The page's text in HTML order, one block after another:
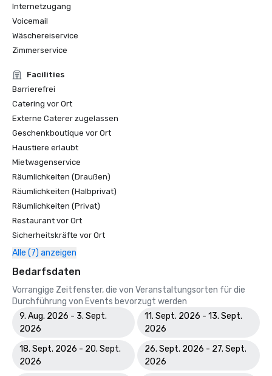
Internetzugang
Voicemail
Wäschereiservice
Zimmerservice
Facilities
Barrierefrei
Catering vor Ort
Externe Caterer zugelassen
Geschenkboutique vor Ort
Haustiere erlaubt
Mietwagenservice
Räumlichkeiten (Draußen)
Räumlichkeiten (Halbprivat)
Räumlichkeiten (Privat)
Restaurant vor Ort
Sicherheitskräfte vor Ort
Alle (7) anzeigen
Bedarfsdaten
Vorrangige Zeitfenster, die von Veranstaltungsorten für die
Durchführung von Events bevorzugt werden
9. Aug. 2026 - 3. Sept.
2026
11. Sept. 2026 - 13. Sept.
2026
18. Sept. 2026 - 20. Sept.
2026
26. Sept. 2026 - 27. Sept.
2026